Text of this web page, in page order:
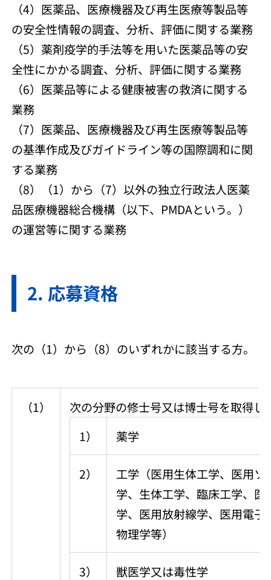
（4）医薬品、医療機器及び再生医療等製品等
の安全性情報の調査、分析、評価に関する業務
（5）薬剤疫学的手法等を用いた医薬品等の安
全性にかかる調査、分析、評価に関する業務
（6）医薬品等による健康被害の救済に関する
業務
（7）医薬品、医療機器及び再生医療等製品等
の基準作成及びガイドライン等の国際調和に関
する業務
（8）（1）から（7）以外の独立行政法人医薬
品医療機器総合機構（以下、PMDAという。）
の運営等に関する業務
応募資格
次の（1）から（8）のいずれかに該当する方。
（1）
次の分野の修士号又は博士号を取得し
1）
薬学
2）
工学（医用生体工学、医用
学、生体工学、臨床工学、
学、医用放射線学、医用電
物理学等）
3） 獣医学又は毒性学